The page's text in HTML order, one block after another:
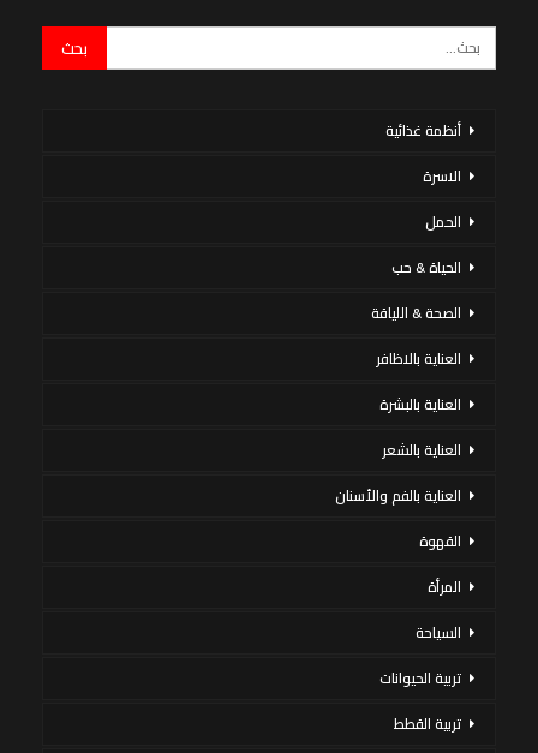
أنظمة غذائية
الاسرة
الحمل
الحياة & حب
الصحة & اللياقة
العناية بالاظافر
العناية بالبشرة
العناية بالشعر
العناية بالفم والأسنان
القهوة
المرأة
السياحة
تربية الحيوانات
تربية القطط